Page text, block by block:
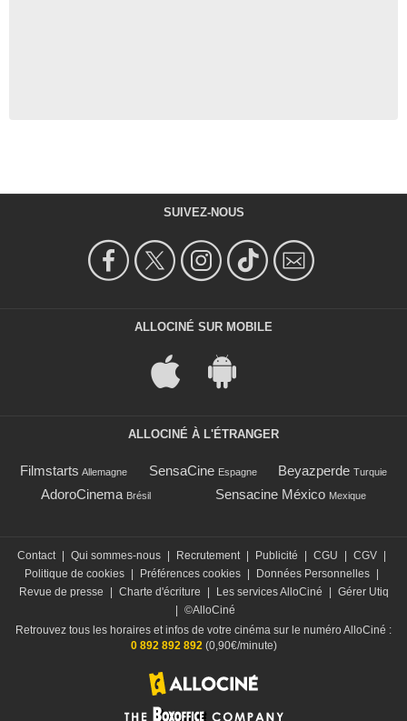
SUIVEZ-NOUS
ALLOCINÉ SUR MOBILE
ALLOCINÉ À L'ÉTRANGER
Filmstarts Allemagne SensaCine Espagne Beyazperde Turquie
AdoroCinema Brésil Sensacine México Mexique
Contact Qui sommes-nous Recrutement Publicité CGU CGV
Politique de cookies
Préférences cookies Données Personnelles
Revue de presse
Charte d'écriture Les services AlloCiné
Gérer Utiq
©AlloCiné
Retrouvez tous les horaires et infos de votre cinéma sur le numéro AlloCiné :
0 892 892 892(0,90€/minute)